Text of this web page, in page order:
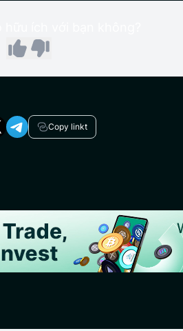
Copy linkt